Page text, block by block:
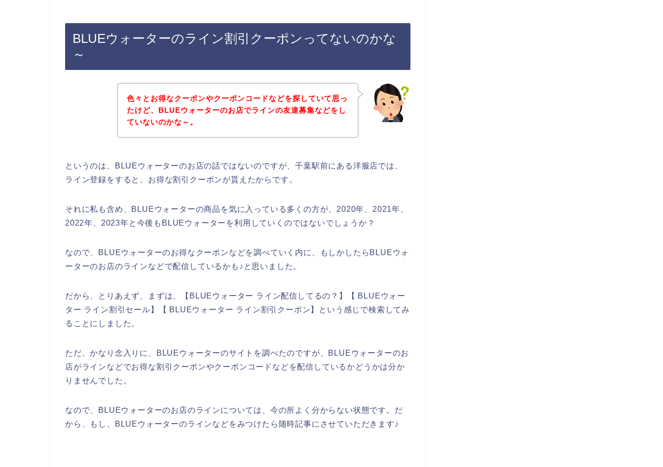
BLUEウォーターのライン割引クーポンってないのかな
～
色々とお得なクーポンやクーポンコードなどを探していて思っ
たけど、BLUEウォーターのお店でラインの友達募集などをし
ていないのかな～。
というのは、BLUEウォーターのお店の話ではないのですが、千葉駅前にある洋服店では、
ライン登録をすると、お得な割引クーポンが貰えたからです。
それに私も含め、BLUEウォーターの商品を気に入っている多くの方が、2020年、2021年、
2022年、2023年と今後もBLUEウォーターを利用していくのではないでしょうか？
なので、BLUEウォーターのお得なクーポンなどを調べていく内に、もしかしたらBLUEウォ
ーターのお店のラインなどで配信しているかも♪と思いました。
だから、とりあえず、まずは、【BLUEウォーター ライン配信してるの？】【 BLUEウォー
ター ライン割引セール】【 BLUEウォーター ライン割引クーポン】という感じで検索してみ
ることにしました。
ただ、かなり念入りに、BLUEウォーターのサイトを調べたのですが、BLUEウォーターのお
店がラインなどでお得な割引クーポンやクーポンコードなどを配信しているかどうかは分か
りませんでした。
なので、BLUEウォーターのお店のラインについては、今の所よく分からない状態です。だ
から、もし、BLUEウォーターのラインなどをみつけたら随時記事にさせていただきます♪